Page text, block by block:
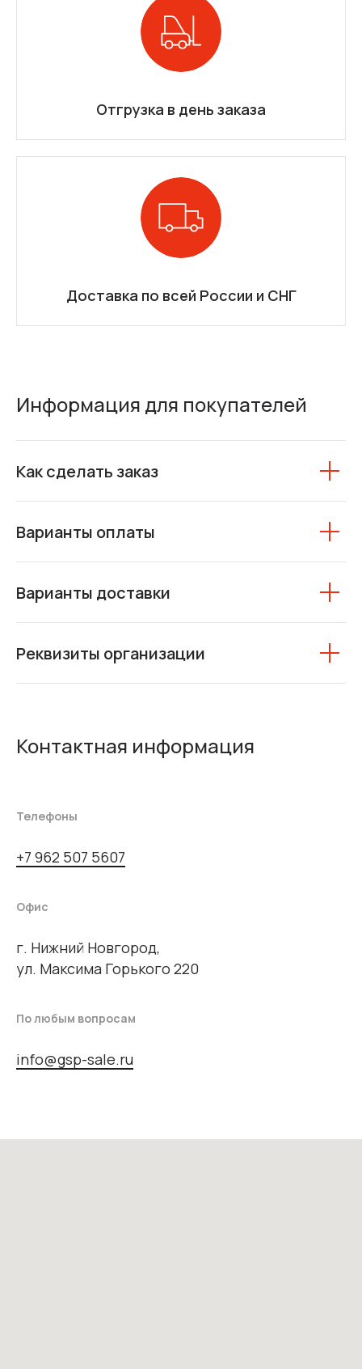
Отгрузка в день заказа
Доставка по всей России и СНГ
Информация для покупателей
Как сделать заказ
Варианты оплаты
Варианты доставки
Реквизиты организации
Контактная информация
Телефоны
+7 962 507 5607
Офис
г. Нижний Новгород,
ул. Максима Горького 220
По любым вопросам
info@gsp-sale.ru